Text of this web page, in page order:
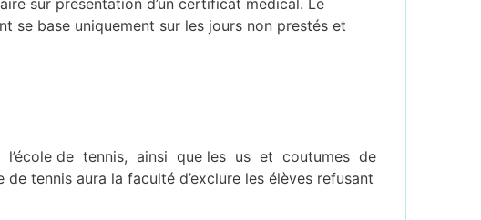
se base uniquement sur les jours non prestés et
l’école de tennis, ainsi que les us et coutumes de
tennis aura la faculté d’exclure les élèves refusant